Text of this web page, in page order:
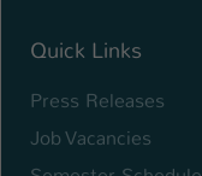
Quick Links
Press Releases
Job Vacancies